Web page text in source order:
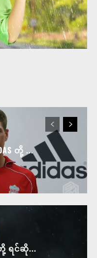
တို့ ...
ရင်ဆို...